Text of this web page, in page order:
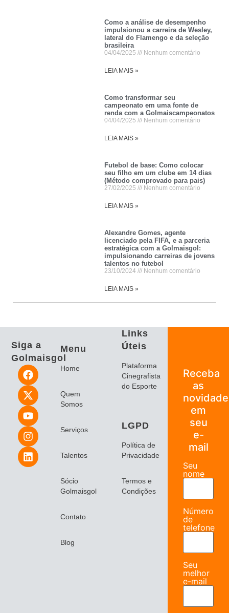
Como a análise de desempenho
impulsionou a carreira de Wesley,
lateral do Flamengo e da seleção
brasileira
04/04/2025 Nenhum comentário
LEIA MAIS »
Como transformar seu
campeonato em uma fonte de
renda com a Golmaiscampeonatos
04/04/2025 Nenhum comentário
LEIA MAIS »
Futebol de base: Como colocar
seu filho em um clube em 14 dias
(Método comprovado para pais)
27/02/2025 Nenhum comentário
LEIA MAIS »
Alexandre Gomes, agente
licenciado pela FIFA, e a parceria
estratégica com a Golmaisgol:
impulsionando carreiras de jovens
talentos no futebol
23/10/2024 Nenhum comentário
LEIA MAIS »
Siga a
Golmaisgol
Menu
Home
Quem
Somos
Serviços
Talentos
Sócio
Golmaisgol
Contato
Blog
Links
Úteis
Plataforma
Cinegrafista
do Esporte
LGPD
Política de
Privacidade
Termos e
Condições
Receba
as
em
seu
e-
mail
Seu
nome
Número
de
telefone
Seu
melhor
e-mail